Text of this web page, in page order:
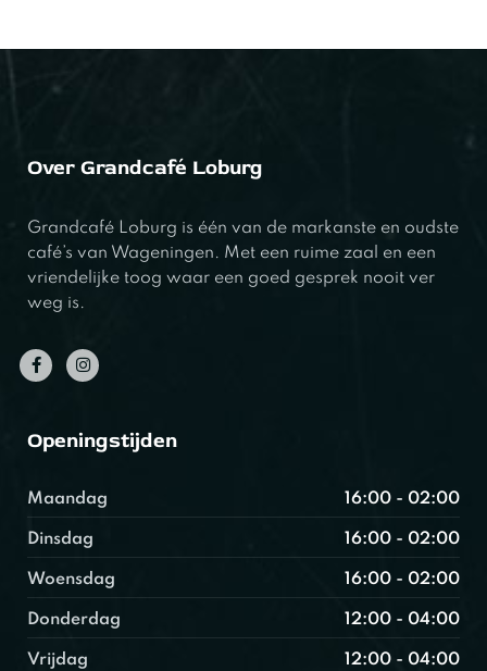
Over Grandcafé Loburg
Grandcafé Loburg is één van de markanste en oudste
café’s van Wageningen. Met een ruime zaal en een
vriendelijke toog waar een goed gesprek nooit ver
weg is.
Openingstijden
Maandag 16:00 - 02:00
Dinsdag 16:00 - 02:00
Woensdag 16:00 - 02:00
Donderdag 12:00 - 04:00
Vrijdag 12:00 - 04:00